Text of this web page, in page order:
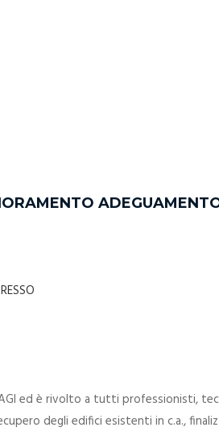
ed è rivolto a tutti professionisti,
degli edifici esistenti in c.a.,